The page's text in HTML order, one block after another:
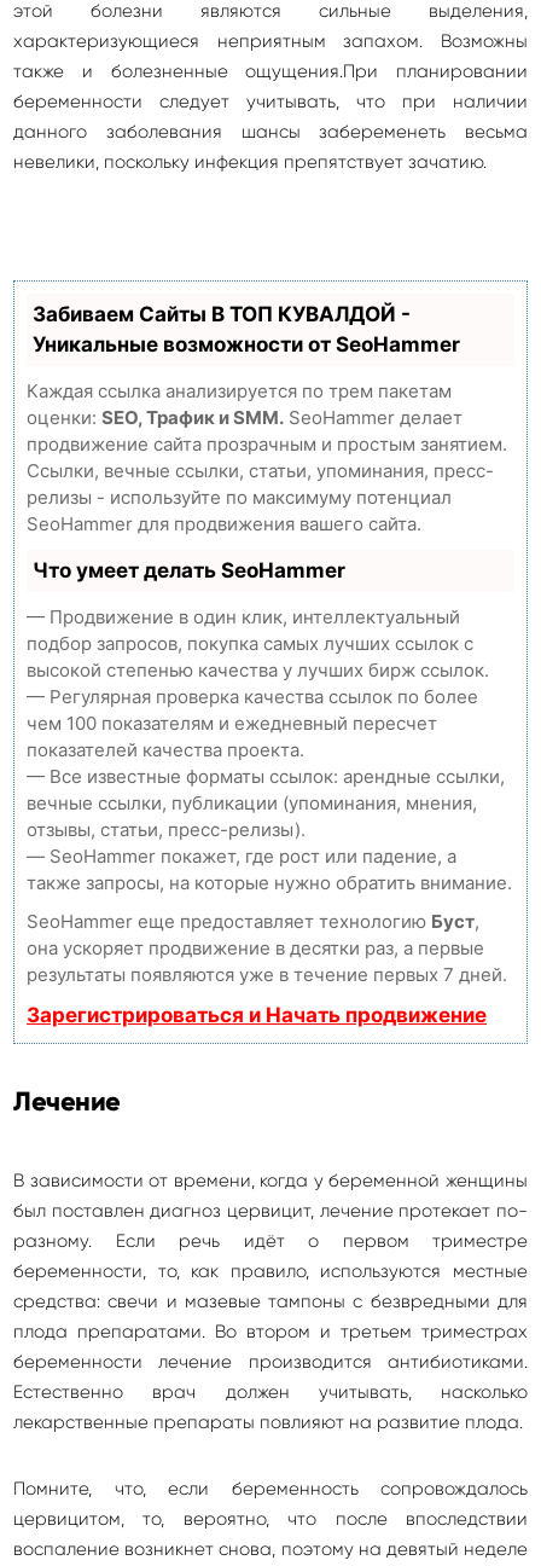
этой болезни являются сильные выделения,
характеризующиеся неприятным запахом. Возможны
также и болезненные ощущения.При планировании
беременности следует учитывать, что при наличии
данного заболевания шансы забеременеть весьма
невелики, поскольку инфекция препятствует зачатию.
Забиваем Сайты В ТОП КУВАЛДОЙ -
Уникальные возможности от SeoHammer
Каждая ссылка анализируется по трем пакетам
оценки: SEO, Трафик и SMM. SeoHammer делает
продвижение сайта прозрачным и простым занятием.
Ссылки, вечные ссылки, статьи, упоминания, пресс-
релизы - используйте по максимуму потенциал
SeoHammer для продвижения вашего сайта.
Что умеет делать SeoHammer
— Продвижение в один клик, интеллектуальный
подбор запросов, покупка самых лучших ссылок с
высокой степенью качества у лучших бирж ссылок.
— Регулярная проверка качества ссылок по более
чем 100 показателям и ежедневный пересчет
показателей качества проекта.
— Все известные форматы ссылок: арендные ссылки,
вечные ссылки, публикации (упоминания, мнения,
отзывы, статьи, пресс-релизы).
— SeoHammer покажет, где рост или падение, а
также запросы, на которые нужно обратить внимание.
SeoHammer еще предоставляет технологию Буст,
она ускоряет продвижение в десятки раз, а первые
результаты появляются уже в течение первых 7 дней.
Зарегистрироваться и Начать продвижение
Лечение
В зависимости от времени, когда у беременной женщины
был поставлен диагноз цервицит, лечение протекает по-
разному. Если речь идёт о первом триместре
беременности, то, как правило, используются местные
средства: свечи и мазевые тампоны с безвредными для
плода препаратами. Во втором и третьем триместрах
беременности лечение производится антибиотиками.
Естественно врач должен учитывать, насколько
лекарственные препараты повлияют на развитие плода.
Помните, что, если беременность сопровождалось
цервицитом, то, вероятно, что после впоследствии
воспаление возникнет снова, поэтому на девятый неделе